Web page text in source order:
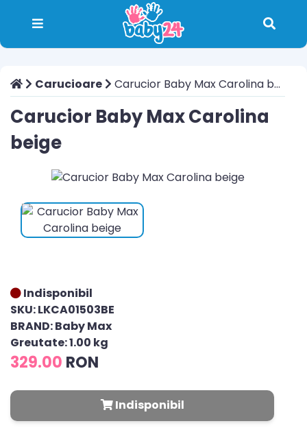
Carucioare Carucior Baby Max Carolina beige
Carucior Baby Max Carolina
beige
Indisponibil
SKU: LKCA01503BE
BRAND: Baby Max
Greutate: 1.00 kg
329.00 RON
Indisponibil